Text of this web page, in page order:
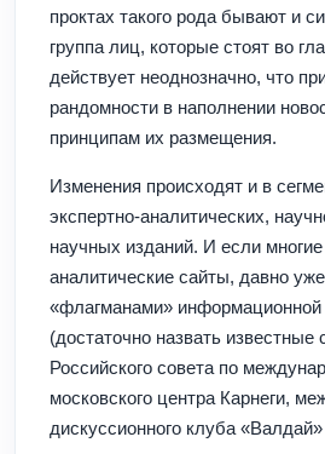
проктах такого рода бывают и
группа лиц, которые стоят во
действует неоднозначно, что
рандомности в наполнении
принципам их размещения.
Изменения происходят и в
экспертно-аналитических,
научных изданий. И если многие
аналитические сайты, давно
«флагманами»
(достаточно назвать известные
Российского совета по
московского центра Карнеги,
дискуссионного клуба «Валдай»